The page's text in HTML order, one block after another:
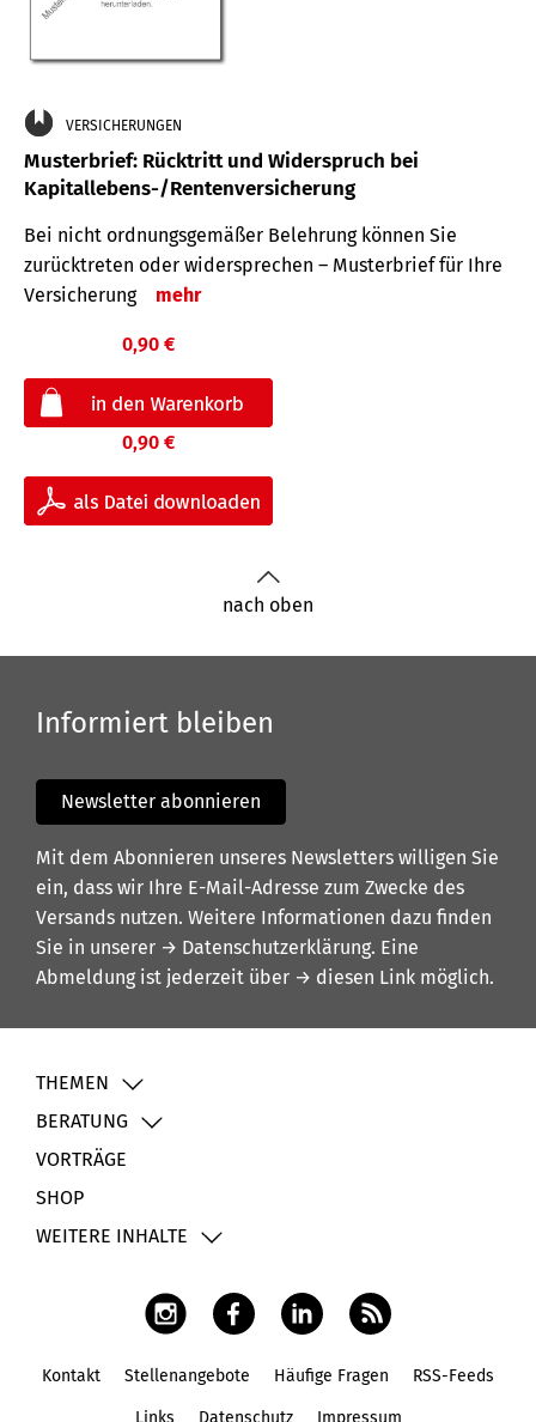
VERSICHERUNGEN
Musterbrief: Rücktritt und Widerspruch bei
Kapitallebens-/Rentenversicherung
Bei nicht ordnungsgemäßer Belehrung können Sie
zurücktreten oder widersprechen – Musterbrief für Ihre
Versicherung
mehr
0,90 €
0,90 €
nach oben
Informiert bleiben
Newsletter abonnieren
Mit dem Abonnieren unseres Newsletters willigen Sie
ein, dass wir Ihre E-Mail-Adresse zum Zwecke des
Versands nutzen. Weitere Informationen dazu finden
Sie in unserer → Datenschutzerklärung. Eine
Abmeldung ist jederzeit über → diesen Link möglich.
THEMEN
BERATUNG
VORTRÄGE
SHOP
WEITERE INHALTE
Kontakt Stellenangebote Häufige Fragen RSS-Feeds